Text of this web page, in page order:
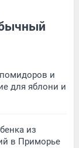
и
для яблони и
из
в Приморье